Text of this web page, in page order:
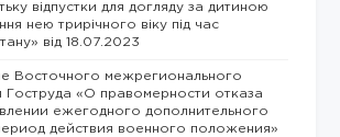
відпустки для догляду за дитиною
нею трирічного віку під час
від 18.07.2023
Восточного межрегионального
Гоструда «О правомерности отказа
ежегодного дополнительного
действия военного положения»